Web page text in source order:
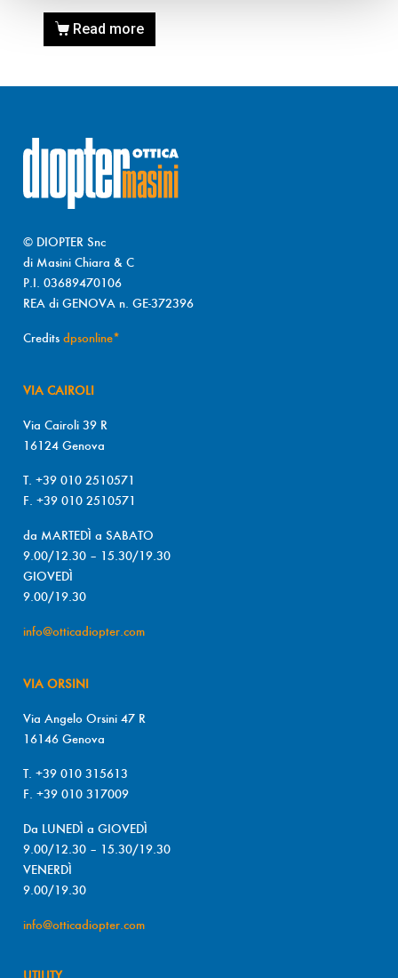
Read more
© DIOPTER Snc
di Masini Chiara & C
P.I. 03689470106
REA di GENOVA n. GE-372396
Credits dpsonline*
VIA CAIROLI
Via Cairoli 39 R
16124 Genova
T. +39 010 2510571
F. +39 010 2510571
da MARTEDÌ a SABATO
9.00/12.30 – 15.30/19.30
GIOVEDÌ
9.00/19.30
info@otticadiopter.com
VIA ORSINI
Via Angelo Orsini 47 R
16146 Genova
T. +39 010 315613
F. +39 010 317009
Da LUNEDÌ a GIOVEDÌ
9.00/12.30 – 15.30/19.30
VENERDÌ
9.00/19.30
info@otticadiopter.com